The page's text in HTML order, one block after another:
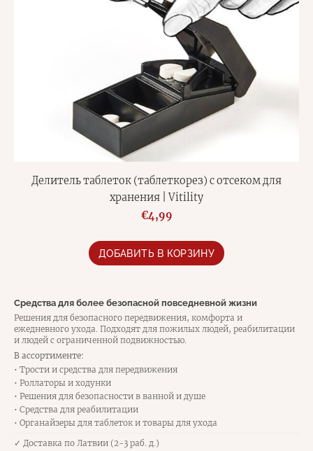
Средства для более безопасной повседневной жизни
Решения для безопасного передвижения, комфорта и
ежедневного ухода. Подходят для пожилых людей, реабилитации
и людей с ограниченной подвижностью.
В ассортименте:
• Трости и средства для передвижения
• Роллаторы и ходунки
• Решения для безопасности в ванной и душе
• Средства для реабилитации
• Органайзеры для таблеток и товары для ухода
✓ Доставка по Латвии (2-3 раб. д.)
Делитель таблеток (таблеткорез) с отсеком для
хранения | Vitility
€4,99
ДОБАВИТЬ В КОРЗИНУ